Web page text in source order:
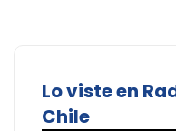
Lo viste en
Chile